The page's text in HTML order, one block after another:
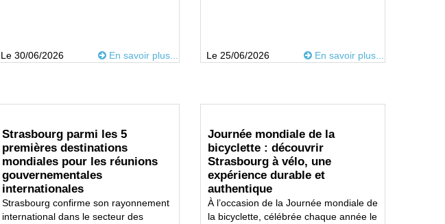
Le 30/06/2026 En savoir plus... Le 25/06/2026 En savoir plus...
Strasbourg parmi les 5
premières destinations
mondiales pour les réunions
gouvernementales
internationales
Strasbourg confirme son rayonnement
international dans le secteur des
Journée mondiale de la
bicyclette : découvrir
Strasbourg à vélo, une
expérience durable et
authentique
À l’occasion de la Journée mondiale de
la bicyclette, célébrée chaque année le